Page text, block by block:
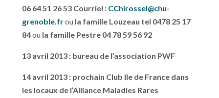
06 64 51 26 53 Courriel : CChirossel@chu-
grenoble.froula famille Louzeau tel 0478 25 17
84oula famille Pestre 04 78 59 56 92
13 avril 2013 : bureau de l’association PWF
14 avril 2013 : prochain Club Ile de France dans
les locaux de l’Alliance Maladies Rares